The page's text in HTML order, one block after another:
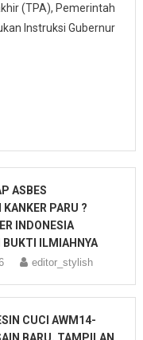
(TPA), Pemerintah
Instruksi Gubernur
ASBES
KANKER PARU ?
INDONESIA
BUKTI ILMIAHNYA
editor_stylish
CUCI AWM14-